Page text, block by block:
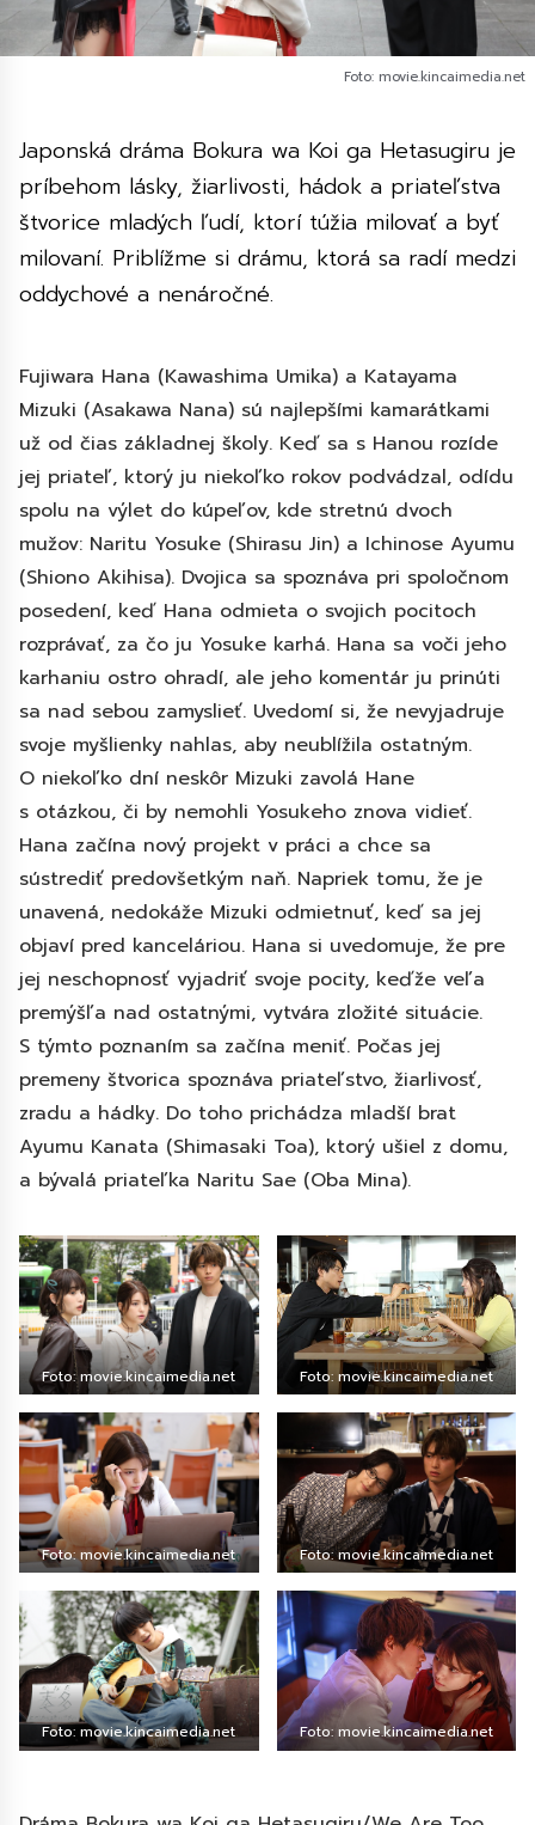
Foto: movie.kincaimedia.net
Japonská dráma Bokura wa Koi ga Hetasugiru je
príbehom lásky, žiarlivosti, hádok a priateľstva
štvorice mladých ľudí, ktorí túžia milovať a byť
milovaní. Priblížme si drámu, ktorá sa radí medzi
oddychové a nenáročné.
Fujiwara Hana (Kawashima Umika) a Katayama
Mizuki (Asakawa Nana) sú najlepšími kamarátkami
už od čias základnej školy. Keď sa s Hanou rozíde
jej priateľ, ktorý ju niekoľko rokov podvádzal, odídu
spolu na výlet do kúpeľov, kde stretnú dvoch
mužov: Naritu Yosuke (Shirasu Jin) a Ichinose Ayumu
(Shiono Akihisa). Dvojica sa spoznáva pri spoločnom
posedení, keď Hana odmieta o svojich pocitoch
rozprávať, za čo ju Yosuke karhá. Hana sa voči jeho
karhaniu ostro ohradí, ale jeho komentár ju prinúti
sa nad sebou zamyslieť. Uvedomí si, že nevyjadruje
svoje myšlienky nahlas, aby neublížila ostatným.
O niekoľko dní neskôr Mizuki zavolá Hane
s otázkou, či by nemohli Yosukeho znova vidieť.
Hana začína nový projekt v práci a chce sa
sústrediť predovšetkým naň. Napriek tomu, že je
unavená, nedokáže Mizuki odmietnuť, keď sa jej
objaví pred kanceláriou. Hana si uvedomuje, že pre
jej neschopnosť vyjadriť svoje pocity, keďže veľa
premýšľa nad ostatnými, vytvára zložité situácie.
S týmto poznaním sa začína meniť. Počas jej
premeny štvorica spoznáva priateľstvo, žiarlivosť,
zradu a hádky. Do toho prichádza mladší brat
Ayumu Kanata (Shimasaki Toa), ktorý ušiel z domu,
a bývalá priateľka Naritu Sae (Oba Mina).
Foto: movie.kincaimedia.net Foto: movie.kincaimedia.net
Foto: movie.kincaimedia.net Foto: movie.kincaimedia.net
Foto: movie.kincaimedia.net Foto: movie.kincaimedia.net